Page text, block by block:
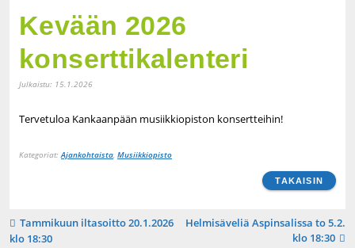
Kevään 2026
konserttikalenteri
Julkaistu: 15.1.2026
Tervetuloa Kankaanpään musiikkiopiston konsertteihin!
Kategoriat:Ajankohtaista, Musiikkiopisto
TAKAISIN
Artikkelien
selaus
Tammikuun iltasoitto 20.1.2026
klo 18:30
Helmisäveliä Aspinsalissa to 5.2.
klo 18:30